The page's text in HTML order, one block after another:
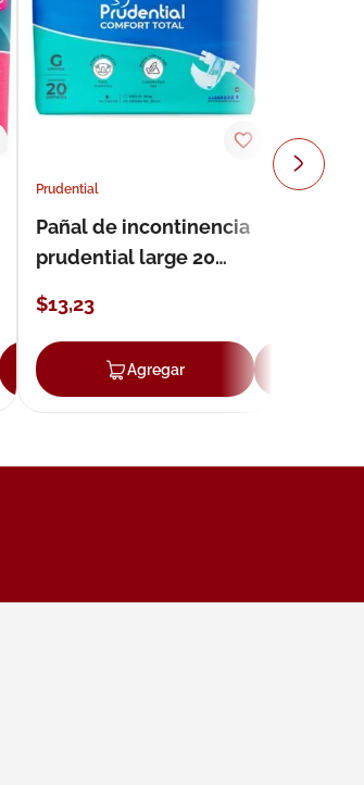
Agregar
Prudential
Pañal de incontinencia
prudential large 20
$13,23
Agregar